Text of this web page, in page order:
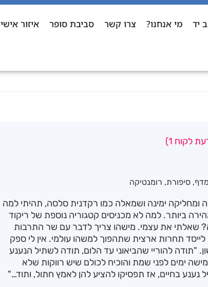
יד מי אנחנו? צרו קשר סביבת סופר איזור אישי
לקוח 1
)
, סיפורת, רומנטיקה
ומחליקה ימינה ושמאלה כמו רקדנית סלסה, תהיתי למה
ביותר. למה לא מכניסים קטגוריה נוספת של ריקוד
שאלתי את עצמי. מישהו צריך לדבר עם שר התרבות
תחרות ארצית שתהפוך למשהו עולמי. אין לי ספק
"תודה להוריי שהביאוני עד הלום, תודה לשתיל הנענע
ימים לפני שמת והוכיח לכולם שיש רווקות שלא
נענע בחיים, אז תפסיקו להציע להן לאמץ חתול, ותוד…"